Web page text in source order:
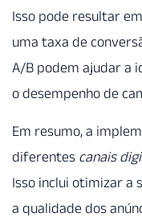
Isso pode resultar
uma taxa de
A/B podem ajudar a
o desempenho de
Em resumo, a
diferentes canais
Isso inclui otimizar a
a qualidade dos